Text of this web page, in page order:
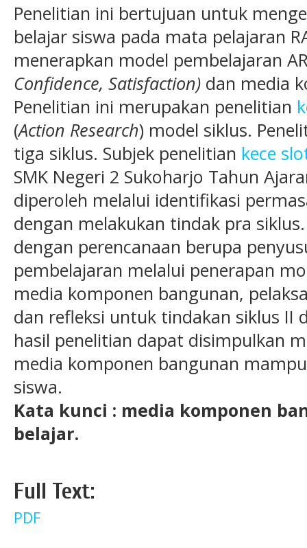
Penelitian ini bertujuan untuk
belajar siswa pada mata pelajaran
menerapkan model pembelajaran
Confidence, Satisfaction) dan media
Penelitian ini merupakan penelitian
(Action Research) model siklus.
tiga siklus. Subjek penelitian kece
SMK Negeri 2 Sukoharjo Tahun
diperoleh melalui identifikasi
dengan melakukan tindak pra
dengan perencanaan berupa
pembelajaran melalui penerapan
media komponen bangunan,
dan refleksi untuk tindakan siklus II
hasil penelitian dapat disimpulkan
media komponen bangunan
siswa.
Kata kunci : media komponen
belajar.
Full Text:
PDF